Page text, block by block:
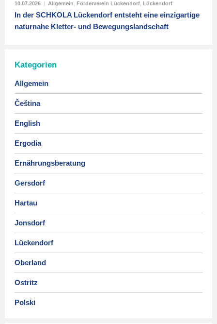
10.07.2026 | Allgemein Förderverein Lückendorf Lückendorf
In der SCHKOLA Lückendorf entsteht eine einzigartige
naturnahe Kletter- und Bewegungslandschaft
Kategorien
Allgemein
Čeština
English
Ergodia
Ernährungsberatung
Gersdorf
Hartau
Jonsdorf
Lückendorf
Oberland
Ostritz
Polski